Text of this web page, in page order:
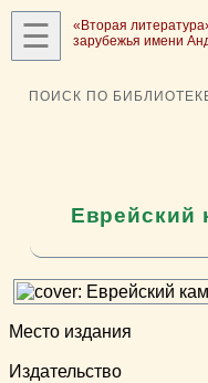
☰
«Вторая
зарубежья имени
ПОИСК ПО
Еврейский
Место издания
Издательство